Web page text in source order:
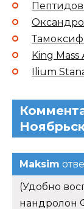
King
Ilium
Maksim
(Удобно
нандролон